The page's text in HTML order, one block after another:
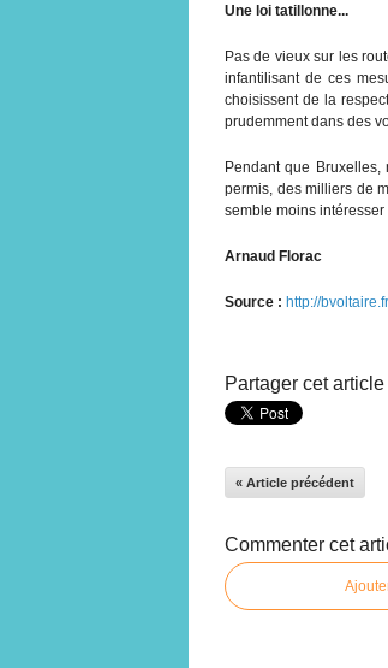
Une loi tatillonne...
Pas de vieux sur les
infantilisant de ces
choisissent de la
prudemment dans des
Pendant que
permis, des milliers de
semble moins
Arnaud Florac
Source : http://bvoltaire.fr
Partager cet article
« Article précédent
Commenter cet